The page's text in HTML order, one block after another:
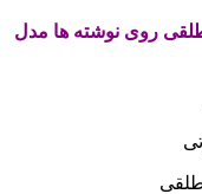
روی نوشته ها مدل